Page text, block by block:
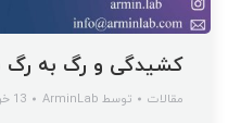
کشیدگی و رگ به رگ
مقالات توسط ArminLab 13 خرداد 1404